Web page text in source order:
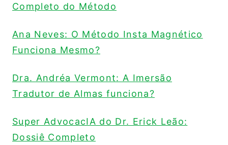
Completo do Método
Ana Neves: O Método Insta Magnético
Funciona Mesmo?
Dra. Andréa Vermont: A Imersão
Tradutor de Almas funciona?
Super AdvocacIA do Dr. Erick Leão:
Dossiê Completo